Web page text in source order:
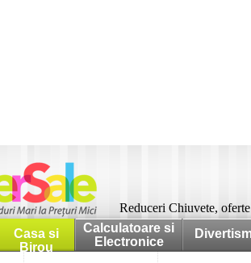
Reduceri Chiuvete,
Casa si
Birou
Calculatoare si
Electronice